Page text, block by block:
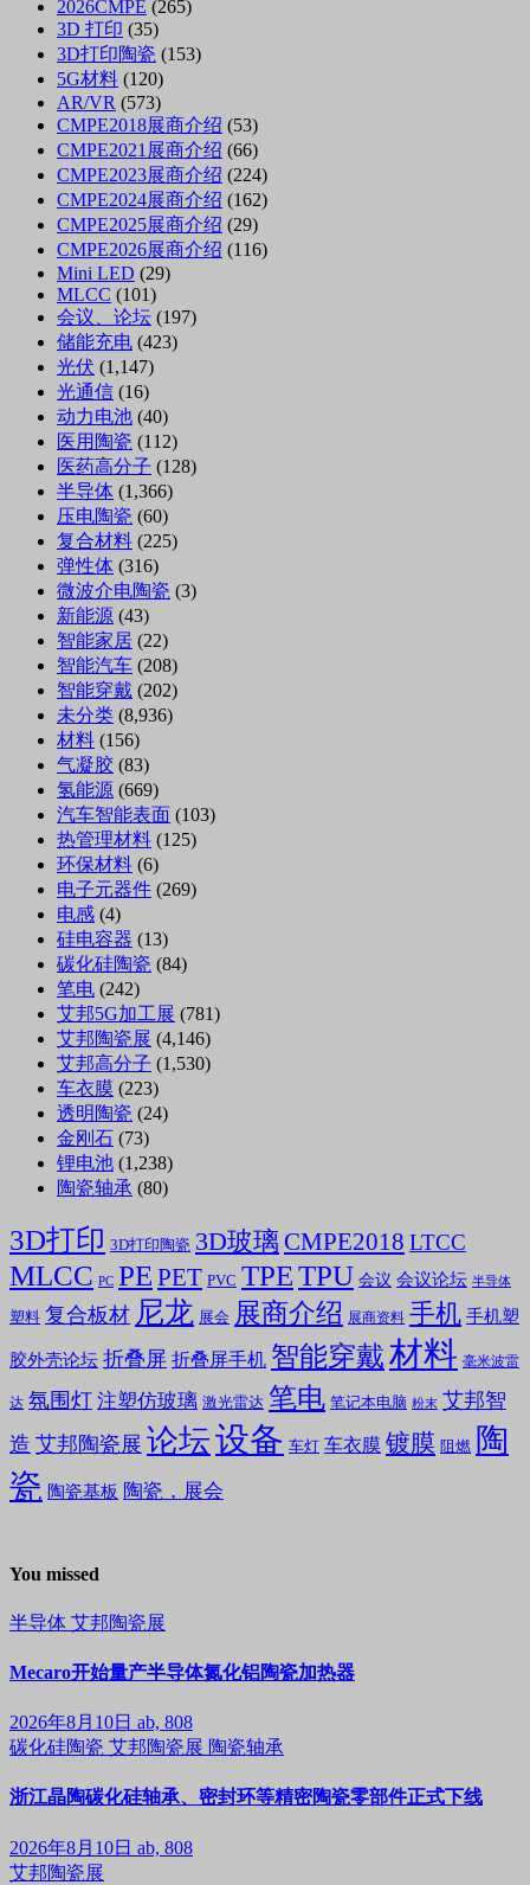
2026CMPE (265)
3D 打印 (35)
3D打印陶瓷 (153)
5G材料 (120)
AR/VR (573)
CMPE2018展商介绍 (53)
CMPE2021展商介绍 (66)
CMPE2023展商介绍 (224)
CMPE2024展商介绍 (162)
CMPE2025展商介绍 (29)
CMPE2026展商介绍 (116)
Mini LED (29)
MLCC (101)
会议、论坛 (197)
储能充电 (423)
光伏 (1,147)
光通信 (16)
动力电池 (40)
医用陶瓷 (112)
医药高分子 (128)
半导体 (1,366)
压电陶瓷 (60)
复合材料 (225)
弹性体 (316)
微波介电陶瓷 (3)
新能源 (43)
智能家居 (22)
智能汽车 (208)
智能穿戴 (202)
未分类 (8,936)
材料 (156)
气凝胶 (83)
氢能源 (669)
汽车智能表面 (103)
热管理材料 (125)
环保材料 (6)
电子元器件 (269)
电感 (4)
硅电容器 (13)
碳化硅陶瓷 (84)
笔电 (242)
艾邦5G加工展 (781)
艾邦陶瓷展 (4,146)
艾邦高分子 (1,530)
车衣膜 (223)
透明陶瓷 (24)
金刚石 (73)
锂电池 (1,238)
陶瓷轴承 (80)
3D打印 3D打印陶瓷 3D玻璃 CMPE2018 LTCC
MLCC PC PE PET PVC TPETPU 会议 会议论坛 半导体
塑料 复合板材 尼龙 展会 展商介绍 展商资料 手机 手机塑
胶外壳论坛 折叠屏 折叠屏手机 智能穿戴材料 毫米波雷
达 氛围灯 注塑仿玻璃 激光雷达 笔电 笔记本电脑 粉末 艾邦智
造 艾邦陶瓷展 论坛设备 车灯 车衣膜 镀膜 阻燃 陶
瓷 陶瓷基板 陶瓷，展会
You missed
半导体 艾邦陶瓷展
Mecaro开始量产半导体氮化铝陶瓷加热器
2026年8月10日 ab, 808
碳化硅陶瓷 艾邦陶瓷展 陶瓷轴承
浙江晶陶碳化硅轴承、密封环等精密陶瓷零部件正式下线
2026年8月10日 ab, 808
艾邦陶瓷展